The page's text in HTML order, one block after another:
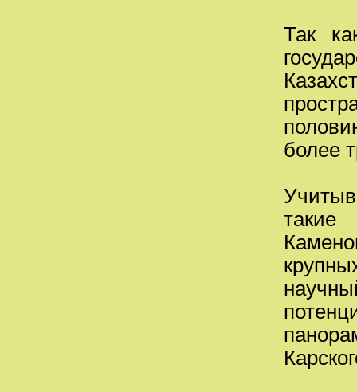
Так
более
такие